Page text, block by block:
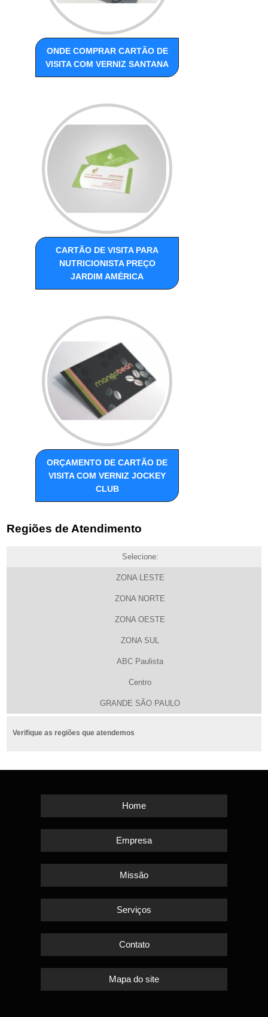
ONDE COMPRAR CARTÃO DE
VISITA COM VERNIZ SANTANA
CARTÃO DE VISITA PARA
NUTRICIONISTA PREÇO
JARDIM AMÉRICA
ORÇAMENTO DE CARTÃO DE
VISITA COM VERNIZ JOCKEY
CLUB
Regiões de Atendimento
Selecione:
ZONA LESTE
ZONA NORTE
ZONA OESTE
ZONA SUL
ABC Paulista
Centro
GRANDE SÃO PAULO
Verifique as regiões que atendemos
Home
Empresa
Missão
Serviços
Contato
Mapa do site